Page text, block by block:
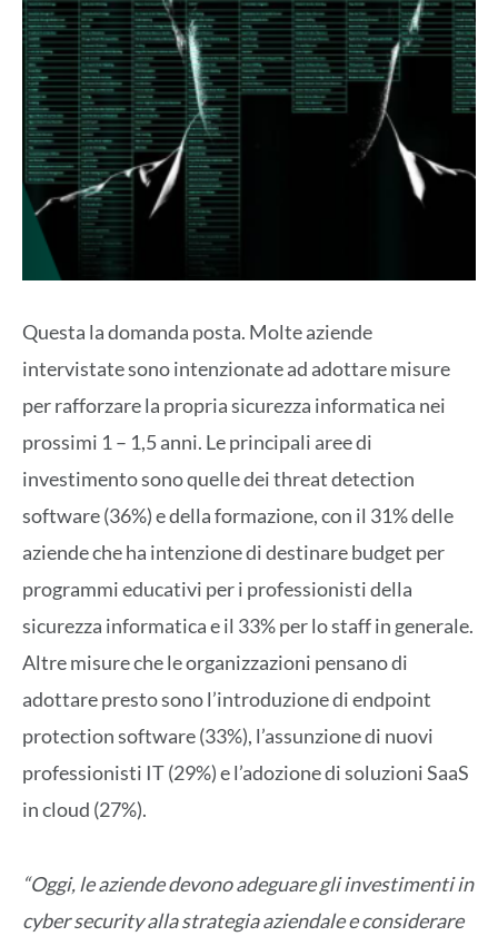
Questa la domanda posta. Molte aziende
intervistate sono intenzionate ad adottare misure
per rafforzare la propria sicurezza informatica nei
prossimi 1 – 1,5 anni. Le principali aree di
investimento sono quelle dei threat detection
software (36%) e della formazione, con il 31% delle
aziende che ha intenzione di destinare budget per
programmi educativi per i professionisti della
sicurezza informatica e il 33% per lo staff in generale.
Altre misure che le organizzazioni pensano di
adottare presto sono l’introduzione di endpoint
protection software (33%), l’assunzione di nuovi
professionisti IT (29%) e l’adozione di soluzioni SaaS
in cloud (27%).
“Oggi, le aziende devono adeguare gli investimenti in
cyber security alla strategia aziendale e considerare